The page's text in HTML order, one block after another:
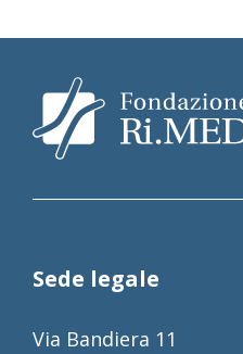
Sede legale
Via Bandiera 11